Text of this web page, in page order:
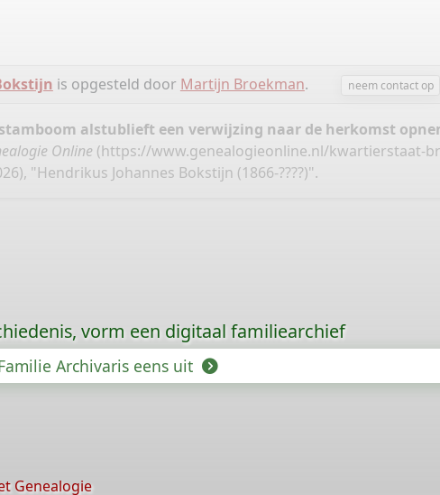
is opgesteld door Martijn Broekman. neem contact op
alstublieft een verwijzing naar de herkomst
Online (https://www.genealogieonline.nl/kwartierstaat-
"Hendrikus Johannes Bokstijn (1866-????)".
vorm een digitaal familiearchief
Archivaris eens uit
Genealogie